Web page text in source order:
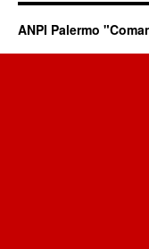
ANPI Palermo